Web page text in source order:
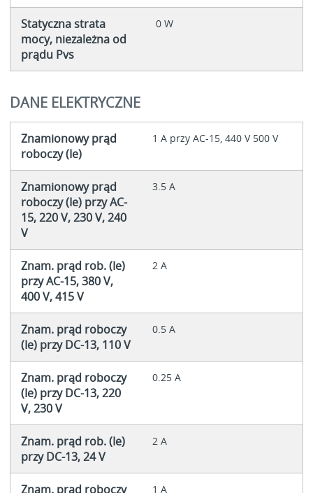
Statyczna strata
mocy, niezależna od
prądu Pvs
0 W
DANE ELEKTRYCZNE
Znamionowy prąd
roboczy (Ie)
1 A przy AC-15, 440 V 500 V
Znamionowy prąd
roboczy (Ie) przy AC-
15, 220 V, 230 V, 240
V
3.5 A
Znam. prąd rob. (Ie)
przy AC-15, 380 V,
400 V, 415 V
2 A
Znam. prąd roboczy
(Ie) przy DC-13, 110 V
0.5 A
Znam. prąd roboczy
(Ie) przy DC-13, 220
V, 230 V
0.25 A
Znam. prąd rob. (Ie)
przy DC-13, 24 V
2 A
Znam. prąd roboczy 1 A